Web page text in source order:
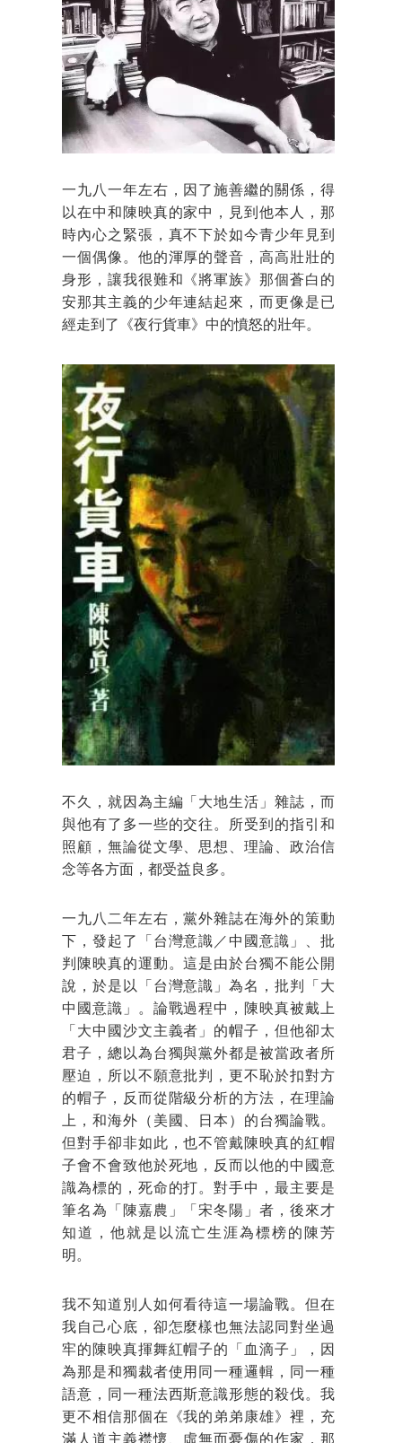
一九八一年左右，因了施善繼的關係，得
以在中和陳映真的家中，見到他本人，那
時內心之緊張，真不下於如今青少年見到
一個偶像。他的渾厚的聲音，高高壯壯的
身形，讓我很難和《將軍族》那個蒼白的
安那其主義的少年連結起來，而更像是已
經走到了《夜行貨車》中的憤怒的壯年。
不久，就因為主編「大地生活」雜誌，而
與他有了多一些的交往。所受到的指引和
照顧，無論從文學、思想、理論、政治信
念等各方面，都受益良多。
一九八二年左右，黨外雜誌在海外的策動
下，發起了「台灣意識／中國意識」、批
判陳映真的運動。這是由於台獨不能公開
說，於是以「台灣意識」為名，批判「大
中國意識」。論戰過程中，陳映真被戴上
「大中國沙文主義者」的帽子，但他卻太
君子，總以為台獨與黨外都是被當政者所
壓迫，所以不願意批判，更不恥於扣對方
的帽子，反而從階級分析的方法，在理論
上，和海外（美國、日本）的台獨論戰。
但對手卻非如此，也不管戴陳映真的紅帽
子會不會致他於死地，反而以他的中國意
識為標的，死命的打。對手中，最主要是
筆名為「陳嘉農」「宋冬陽」者，後來才
知道，他就是以流亡生涯為標榜的陳芳
明。
我不知道別人如何看待這一場論戰。但在
我自己心底，卻怎麼樣也無法認同對坐過
牢的陳映真揮舞紅帽子的「血滴子」，因
為那是和獨裁者使用同一種邏輯，同一種
語意，同一種法西斯意識形態的殺伐。我
更不相信那個在《我的弟弟康雄》裡，充